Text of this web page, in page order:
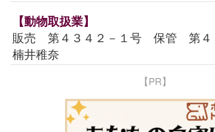
【動物取扱業】
販売 第４３４２－１号 保管 第４
楠井稚奈
【PR】